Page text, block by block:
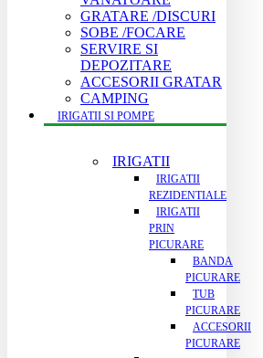
GRATARE /DISCURI
SOBE /FOCARE
SERVIRE SI
DEPOZITARE
ACCESORII GRATAR
CAMPING
IRIGATII SI POMPE
IRIGATII
IRIGATII
REZIDENTIALE
IRIGATII
PRIN
PICURARE
BANDA
PICURARE
TUB
PICURARE
ACCESORII
PICURARE